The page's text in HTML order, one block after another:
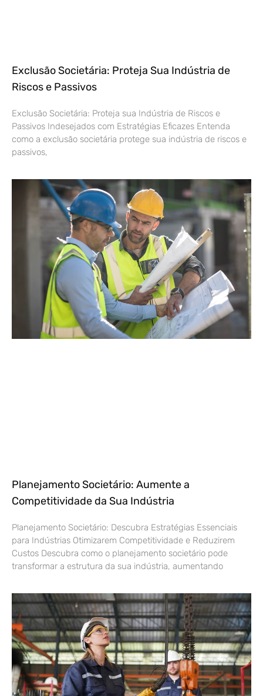
Exclusão Societária: Proteja Sua Indústria de
Riscos e Passivos
Exclusão Societária: Proteja sua Indústria de Riscos e
Passivos Indesejados com Estratégias Eficazes Entenda
como a exclusão societária protege sua indústria de riscos e
passivos,
Planejamento Societário: Aumente a
Competitividade da Sua Indústria
Planejamento Societário: Descubra Estratégias Essenciais
para Indústrias Otimizarem Competitividade e Reduzirem
Custos Descubra como o planejamento societário pode
transformar a estrutura da sua indústria, aumentando